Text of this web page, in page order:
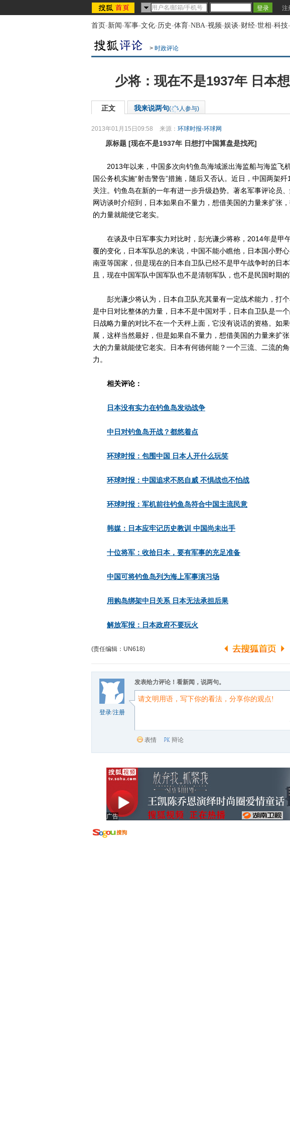
注
首页-新闻-军事-文化-历史-体育-NBA-视频-娱谈-财经-世相-科技-
> 时政评论
少将：现在不是1937年 日本
正文 我来说两句( 人参与)
2013年01月15日09:58 来源： 环球时报-环球网
原标题 [现在不是1937年 日想打中国算盘是找死]
2013年以来，中国多次向钓鱼岛海域派出海监船与海监飞
国公务机实施“射击警告”措施，随后又否认。近日，中国两架
关注。钓鱼岛在新的一年有进一步升级趋势。著名军事评论员
网访谈时介绍到，日本如果自不量力，想借美国的力量来扩张
的力量就能使它老实。
在谈及中日军事实力对比时，彭光谦少将称，2014年是甲
覆的变化，日本军队总的来说，中国不能小瞧他，日本国小野
南亚等国家，但是现在的日本自卫队已经不是甲午战争时的日
且，现在中国军队中国军队也不是清朝军队，也不是民国时期
彭光谦少将认为，日本自卫队充其量有一定战术能力，打个
是中日对比整体的力量，日本不是中国对手，日本自卫队是一
日战略力量的对比不在一个天秤上面，它没有说话的资格。如
展，这样当然最好，但是如果自不量力，想借美国的力量来扩
大的力量就能使它老实。日本有何德何能？一个三流、二流的
力。
相关评论：
日本没有实力在钓鱼岛发动战争
中日对钓鱼岛开战？都悠着点
环球时报：包围中国 日本人开什么玩笑
环球时报：中国追求不怒自威 不惧战也不怕战
环球时报：军机前往钓鱼岛符合中国主流民意
韩媒：日本应牢记历史教训 中国尚未出手
十位将军：收拾日本，要有军事的充足准备
中国可将钓鱼岛列为海上军事演习场
用购岛绑架中日关系 日本无法承担后果
解放军报：日本政府不要玩火
(责任编辑：UN618)
登录/注册
发表给力评论！看新闻，说两句。
表情 辩论
广告